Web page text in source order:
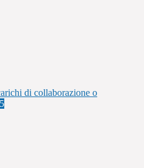
di collaborazione o